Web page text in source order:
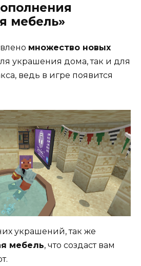
мебель»
множество новых
украшения дома, так и для
ведь в игре появится
украшений, так же
мебель, что создаст вам